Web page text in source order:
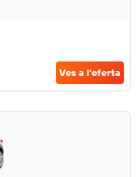
Ves a l'oferta